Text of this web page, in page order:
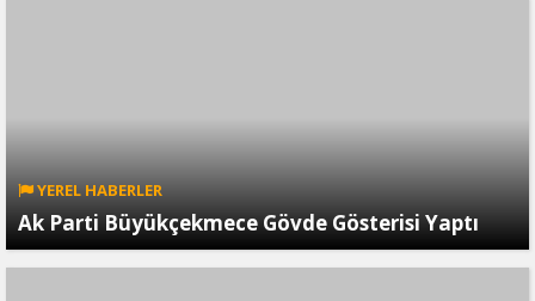
YEREL HABERLER
Ak Parti Büyükçekmece Gövde Gösterisi Yaptı